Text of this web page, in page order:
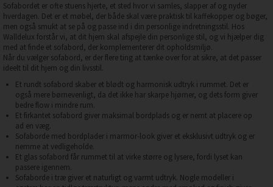
Sofabordet er ofte stuens hjerte, et sted hvor vi samles, slapper af og nyder
hverdagen. Det er et møbel, der både skal være praktisk til kaffekopper og bøger,
men også smukt at se på og passe ind i din personlige indretningsstil. Hos
Walldelux forstår vi, at dit hjem skal afspejle din personlige stil, og vi hjælper dig
med at finde et sofabord, der komplementerer dit opholdsmiljø.
Når du vælger sofabord, er der flere ting at tænke over for at sikre, at det passer
ideelt til dit hjem og din livsstil.
Et rundt sofabord skaber et blødt og harmonisk udtryk i rummet. Det er
også mere børnevenligt, da det ikke har skarpe hjørner, og dets form giver
bedre flow i mindre rum.
Et firkantet sofabord giver maksimal bordplads og er nemt at placere op
ad en væg.
Sofaborde med bordplader i marmor-look giver et eksklusivt udtryk og er
nemme at vedligeholde.
Et glas sofabord får rummet til at virke større og lysere, fordi lyset kan
passere igennem.
Sofaborde i træ giver et naturligt og varmt udtryk. Nogle modeller i